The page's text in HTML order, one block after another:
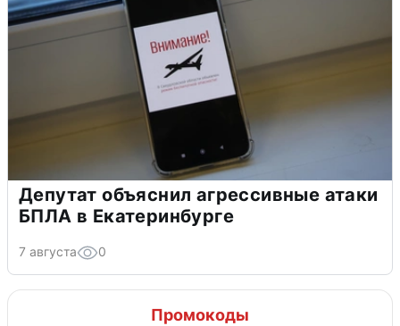
Депутат объяснил агрессивные атаки
БПЛА в Екатеринбурге
7 августа 0
Промокоды